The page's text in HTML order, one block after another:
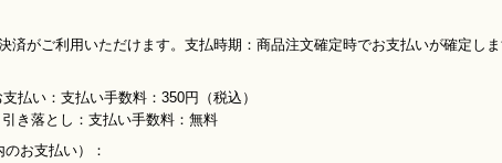
済がご利用いただけます。支払時期：商品注文確定時でお支払いが確定し
払い：支払い手数料：350円（税込）
き落とし：支払い手数料：無料
お支払い）：